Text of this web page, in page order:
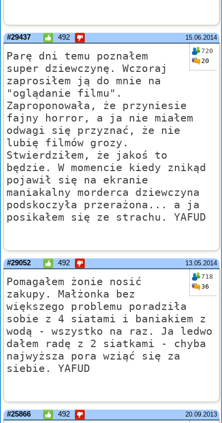
15.06.2014
#29437 492
720
20
Parę dni temu poznałem
super dziewczynę. Wczoraj
zaprosiłem ją do mnie na
"oglądanie filmu".
Zaproponowała, że przyniesie
fajny horror, a ja nie miałem
odwagi się przyznać, że nie
lubię filmów grozy.
Stwierdziłem, że jakoś to
będzie. W momencie kiedy znikąd
pojawił się na ekranie
maniakalny morderca dziewczyna
podskoczyła przerażona... a ja
posikałem się ze strachu. YAFUD
13.05.2014
#29052 492
718
36
Pomagałem żonie nosić
zakupy. Małżonka bez
większego problemu poradziła
sobie z 4 siatami i baniakiem z
wodą - wszystko na raz. Ja ledwo
dałem radę z 2 siatkami - chyba
najwyższa pora wziąć się za
siebie. YAFUD
20.09.2013
#25866 492